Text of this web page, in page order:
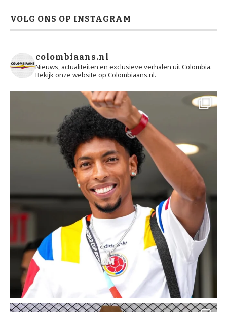
VOLG ONS OP INSTAGRAM
colombiaans.nl
Nieuws, actualiteiten en exclusieve verhalen uit Colombia.
Bekijk onze website op Colombiaans.nl.